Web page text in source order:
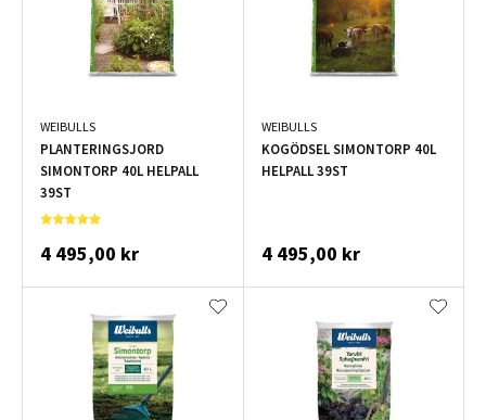
WEIBULLS
PLANTERINGSJORD
SIMONTORP 40L HELPALL
39ST
4 495,00 kr
WEIBULLS
KOGÖDSEL SIMONTORP 40L
HELPALL 39ST
4 495,00 kr